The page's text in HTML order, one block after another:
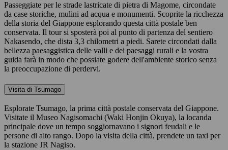
Passeggiate per le strade lastricate di pietra di Magome, circondate
da case storiche, mulini ad acqua e monumenti. Scoprite la ricchezza
della storia del Giappone esplorando questa città postale ben
conservata. Il tour si sposterà poi al punto di partenza del sentiero
Nakasendo, che dista 3,3 chilometri a piedi. Sarete circondati dalla
bellezza paesaggistica delle valli e dei paesaggi rurali e la vostra
guida farà in modo che possiate godere dell'ambiente storico senza
la preoccupazione di perdervi.
Visita di Tsumago
Esplorate Tsumago, la prima città postale conservata del Giappone.
Visitate il Museo Nagisomachi (Waki Honjin Okuya), la locanda
principale dove un tempo soggiornavano i signori feudali e le
persone di alto rango. Dopo la visita della città, prendete un taxi per
la stazione JR Nagiso.